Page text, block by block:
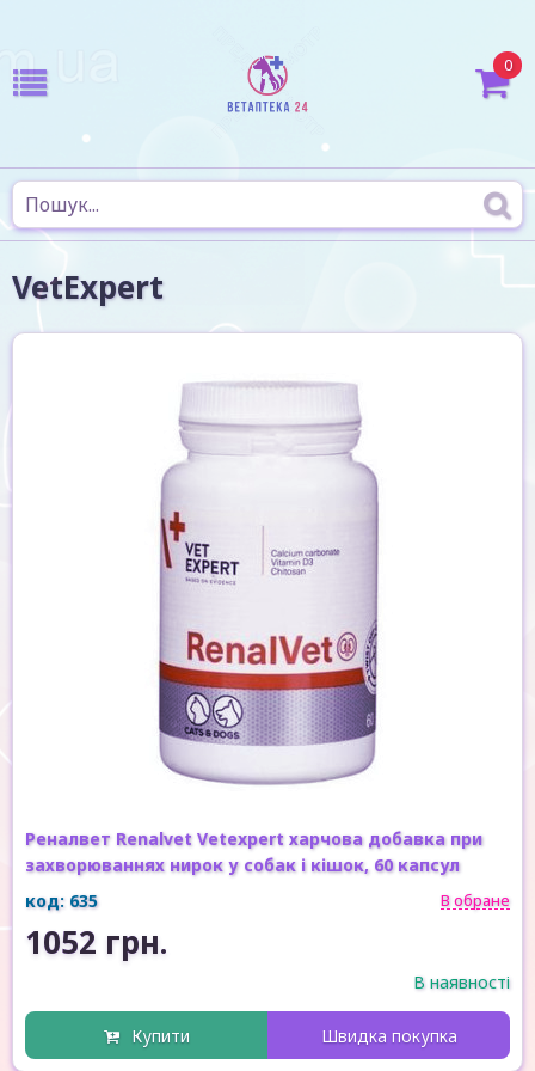
0
VetExpert
Реналвет Renalvet Vetexpert харчова добавка при
захворюваннях нирок у собак і кішок, 60 капсул
код: 635
В обране
1052 грн.
В наявності
Купити Швидка покупка